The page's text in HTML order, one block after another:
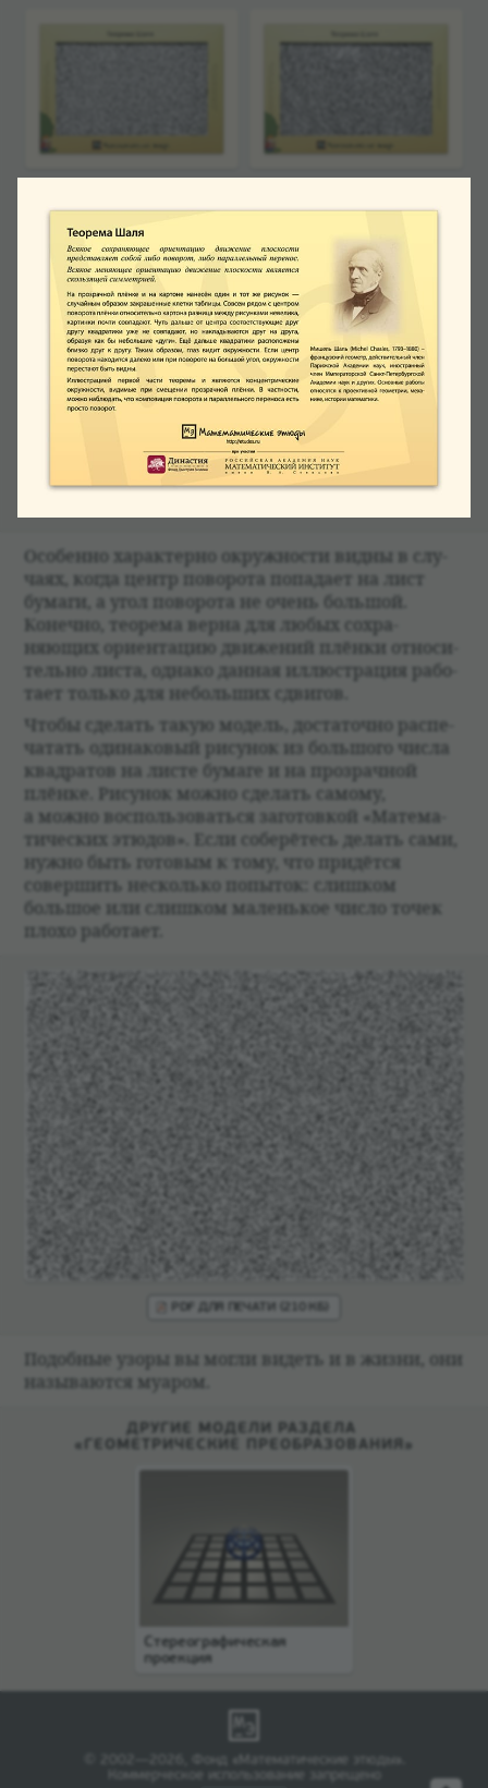
Осо­бенно харак­терно окруж­но­сти видны в слу­
чаях, когда центр пово­рота попа­дает на лист
бумаги, а угол пово­рота не очень большой.
Конечно, тео­рема верна для любых сохра­
няющих ори­ен­тацию движе­ний плёнки отно­си­
тельно листа, однако дан­ная иллю­страция рабо­
тает только для небольших сдвигов.
Чтобы сде­лать такую модель, доста­точно рас­пе­
ча­тать оди­на­ко­вый рису­нок из большого числа
квад­ра­тов на листе бумаге и на про­зрач­ной
плёнке. Рису­нок можно сде­лать самому,
а можно восполь­зо­ваться заго­тов­кой «Матема­
ти­че­ских этю­дов». Если собе­рё­тесь делать сами,
нужно быть гото­вым к тому, что при­дётся
совершить несколько попыток: слиш­ком
большое или слиш­ком маленькое число точек
плохо рабо­тает.
PDF ДЛЯ ПЕЧАТИ (210 КБ)
Подоб­ные узоры вы могли видеть и в жизни, они
назы­ваются муа­ром.
ДРУГИЕ МОДЕЛИ РАЗДЕЛА
«ГЕОМЕТРИЧЕСКИЕ ПРЕОБРАЗОВАНИЯ»
Стереографическая
проекция
© 2002—2026, Фонд «Математические этюды».
Коммерческое использование запрещено